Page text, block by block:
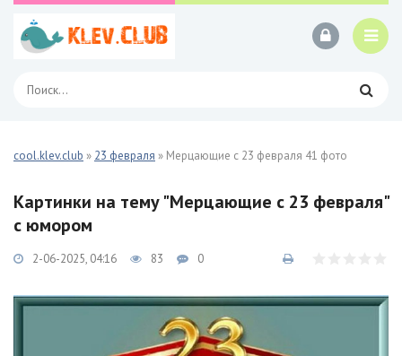
cool.klev.club » 23 февраля » Мерцающие с 23 февраля 41 фото
Картинки на тему "Мерцающие с 23 февраля"
с юмором
2-06-2025, 04:16 83 0